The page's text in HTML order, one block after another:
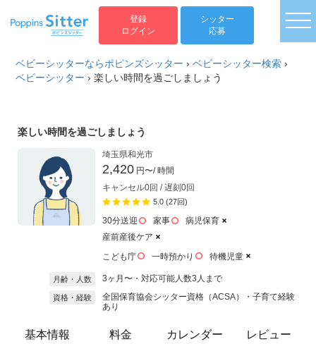
登録
ログイン
シッター
応募
ベビーシッターならポピンズシッター ›ベビーシッター検索 ›
ベビーシッター ›楽しい時間を過ごしましょう
楽しい時間を過ごしましょう
埼玉県和光市
2,420 円〜/ 時間
キャンセル0回 / 遅刻0回
5.0 (27回)
30分送迎 家事
病児保育
産前産後ケア
こども庁
一時預かり 待機児童
月齢・人数 3ヶ月〜・対応可能人数3人まで
資格・経験
全国保育協会シッター資格（ACSA）・子育て経験
あり
基本情報 料金 カレンダー レビュー